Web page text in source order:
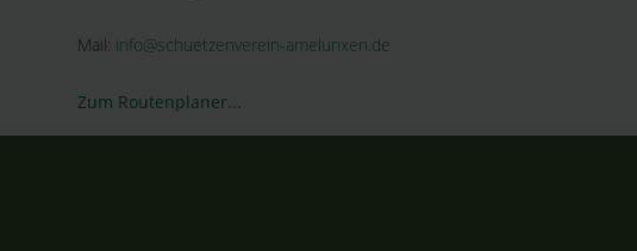
Mail: info@schuetzenverein-amelunxen.de
Zum Routenplaner...